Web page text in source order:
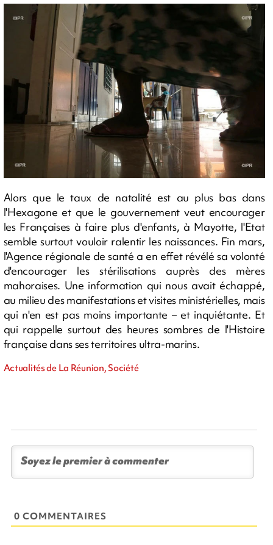
Alors que le taux de natalité est au plus bas dans
l'Hexagone et que le gouvernement veut encourager
les Françaises à faire plus d'enfants, à Mayotte, l'Etat
semble surtout vouloir ralentir les naissances. Fin mars,
l'Agence régionale de santé a en effet révélé sa volonté
d'encourager les stérilisations auprès des mères
mahoraises. Une information qui nous avait échappé,
au milieu des manifestations et visites ministérielles, mais
qui n'en est pas moins importante – et inquiétante. Et
qui rappelle surtout des heures sombres de l'Histoire
française dans ses territoires ultra-marins.
Actualités de La Réunion, Société
0 COMMENTAIRES